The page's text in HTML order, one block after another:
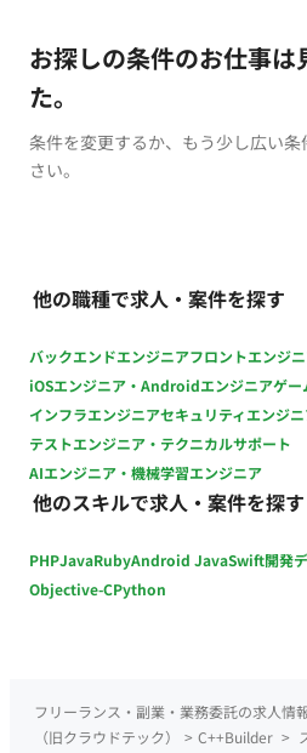
お探しの条件のお仕事は
た。
条件を変更するか、もう少し広い
さい。
他の職種で求人・案件を探す
バックエンドエンジニアフロントエンジ
iOSエンジニア・Androidエンジニアゲー
インフラエンジニアセキュリティエンジ
テストエンジニア・テクニカルサポート
AIエンジニア・機械学習エンジニア
他のスキルで求人・案件を探す
PHPJavaRubyAndroid JavaSwift開発
Objective-CPython
フリーランス・副業・業務委託の求人情
（旧クラウドテック）
> C++Builder >